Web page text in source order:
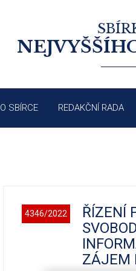
O SBÍRCE REDAKČNÍ RADA
4346/2022
ŘÍZENÍ
ZÁJEM